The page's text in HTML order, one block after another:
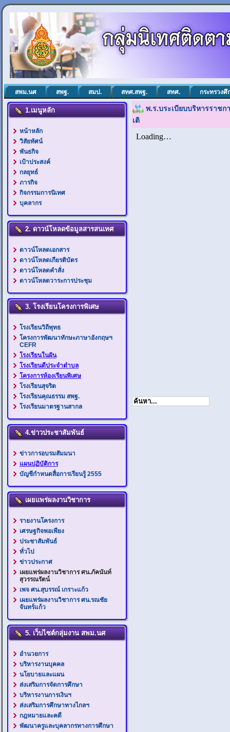
สพม.นศ สพฐ. สมป. สทศ.สพฐ. สทศ. กระทรวงศึ
1.เมนูหลัก
หน้าหลัก
วิสัยทัศน์
พันธกิจ
เป้าประสงค์
กลยุทธ์
ภารกิจ
กิจกรรมการนิเทศ
บุคลากร
2. ดาวน์โหลดข้อมูลสารสนเทศ
ดาวน์โหลดเอกสาร
ดาวน์โหลดเกียรติบัตร
ดาวน์โหลดคำสั่ง
ดาวน์โหลดวาระการประชุม
3. โรงเรียนโครงการพิเศษ
โรงเรียนวิถีพุทธ
โครงการพัฒนาทักษะภาษาอังกฤษฯ
CEFR
โรงเรียนในฝัน
โรงเรียนดีประจำตำบล
โครงการห้องเรียนพิเศษ
โรงเรียนสุจริต
โรงเรียนคุณธรรม สพฐ.
โรงเรียนมาตรฐานสากล
4.ข่าวประชาสัมพันธ์
ข่าวการอบรมสัมมนา
แผนปฏิบัติการ
บัญชีกำหนดสื่อการเรียนรู้ 2555
เผยแพร่ผลงานวิชาการ
รายงานโครงการ
เศรษฐกิจพอเพียง
ประชาสัมพันธ์
ทั่วไป
ข่าวประกาศ
เผยแพร่ผลงานวิชาการ ศน.ภัคนันท์
สุวรรณรัตน์
เพจ ศน.สุบรรณ์ เกราะแก้ว
เผยแพร่ผลงานวิชาการ ศน.รณชัย
จันทร์แก้ว
5. เว็บไซต์กลุ่มงาน สพม.นศ
อำนวยการ
บริหารงานบุคคล
นโยบายและแผน
ส่งเสริมการจัดการศึกษา
บริหารงานการเงินฯ
ส่งเสริมการศึกษาทางไกลฯ
กฎหมายและคดี
พัฒนาครูและบุคลากรทางการศึกษา
พ.ร.บระเบียบบริหารราชก
เติ